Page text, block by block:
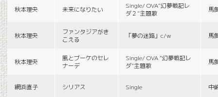
秋本理央 未来になりたい
Single/ OVA“幻夢戦記レ
ダ２”主題歌
馬
秋本理央
ファンタジアがき
こえる
「夢の迷路」c/w 馬
秋本理央
風とブーケのセレ
ナーデ
Single/ OVA “幻夢戦記レ
ダ”主題歌
馬
網浜直子 シリアス Single 中